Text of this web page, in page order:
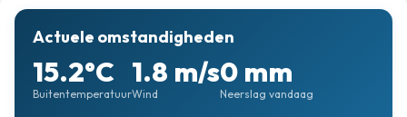
Actuele omstandigheden
15.2°C
Buitentemperatuur
1.8 m/s
Wind
0 mm
Neerslag vandaag